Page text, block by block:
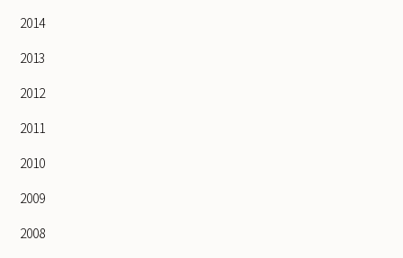
2014
2013
2012
2011
2010
2009
2008